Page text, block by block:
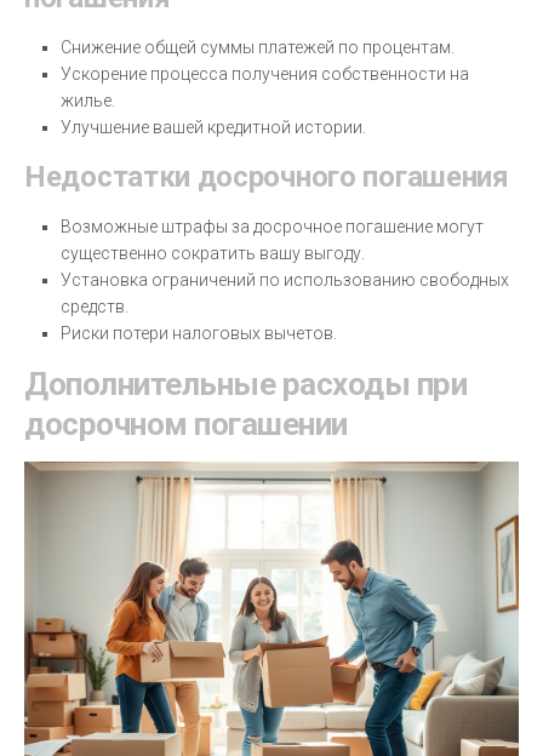
Снижение общей суммы платежей по процентам.
Ускорение процесса получения собственности на
жилье.
Улучшение вашей кредитной истории.
Недостатки досрочного погашения
Возможные штрафы за досрочное погашение могут
существенно сократить вашу выгоду.
Установка ограничений по использованию свободных
средств.
Риски потери налоговых вычетов.
Дополнительные расходы при
досрочном погашении